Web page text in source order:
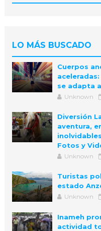
LO MÁS BUSCADO
Cuerpos
se adapta
Unknown
Diversión
aventura,
Fotos y
Unknown
Turistas
estado
Unknown
Inameh
actividad